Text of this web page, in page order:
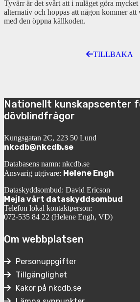
Tyvärr är det svårt att i nuläget göra mycket
alternativ och hoppas att någon kommer
med den öppna källkoden.
TILLBAKA
Nationellt kunskapscenter
dövblindfrågor
Kungsgatan 2C, 223 50 Lund
nkcdb@nkcdb.se
Databasens namn: nkcdb.se
Ansvarig utgivare: Helene Engh
Dataskyddsombud: David Ericson
Mejla vårt dataskyddsombud
Telefon lokal kontaktperson:
072-535 84 22 (Helene Engh, VD)
Om webbplatsen
Personuppgifter
Tillgänglighet
Kakor på nkcdb.se